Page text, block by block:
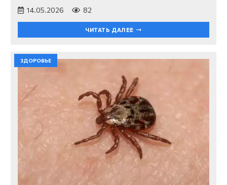
14.05.2026 82
ЧИТАТЬ ДАЛЕЕ
ЗДОРОВЬЕ